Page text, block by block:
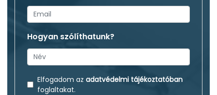
Hogyan szólíthatunk?
Elfogadom az adatvédelmi tájékoztatóban
foglaltakat.